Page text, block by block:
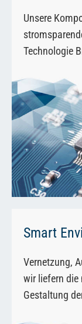
Unsere
Technologie
Smart
Vernetzung,
wir liefern die
Gestaltung